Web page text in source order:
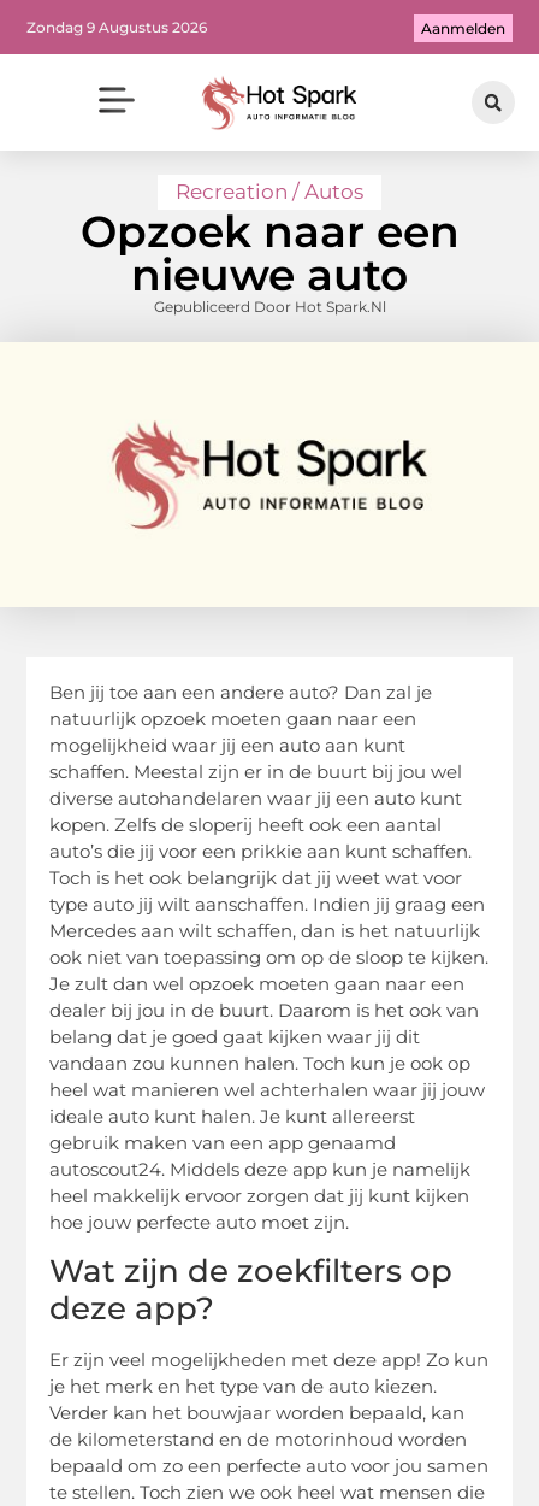
Zondag 9 Augustus 2026 Aanmelden
Recreation / Autos
Opzoek naar een
nieuwe auto
Gepubliceerd Door Hot Spark.nl
Ben jij toe aan een andere auto? Dan zal je
natuurlijk opzoek moeten gaan naar een
mogelijkheid waar jij een auto aan kunt
schaffen. Meestal zijn er in de buurt bij jou wel
diverse autohandelaren waar jij een auto kunt
kopen. Zelfs de sloperij heeft ook een aantal
auto’s die jij voor een prikkie aan kunt schaffen.
Toch is het ook belangrijk dat jij weet wat voor
type auto jij wilt aanschaffen. Indien jij graag een
Mercedes aan wilt schaffen, dan is het natuurlijk
ook niet van toepassing om op de sloop te kijken.
Je zult dan wel opzoek moeten gaan naar een
dealer bij jou in de buurt. Daarom is het ook van
belang dat je goed gaat kijken waar jij dit
vandaan zou kunnen halen. Toch kun je ook op
heel wat manieren wel achterhalen waar jij jouw
ideale auto kunt halen. Je kunt allereerst
gebruik maken van een app genaamd
autoscout24. Middels deze app kun je namelijk
heel makkelijk ervoor zorgen dat jij kunt kijken
hoe jouw perfecte auto moet zijn.
Wat zijn de zoekfilters op
deze app?
Er zijn veel mogelijkheden met deze app! Zo kun
je het merk en het type van de auto kiezen.
Verder kan het bouwjaar worden bepaald, kan
de kilometerstand en de motorinhoud worden
bepaald om zo een perfecte auto voor jou samen
te stellen. Toch zien we ook heel wat mensen die